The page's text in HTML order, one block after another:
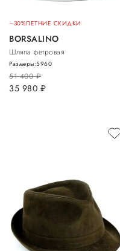
–30%ЛЕТНИЕ СКИДКИ
BORSALINO
Шляпа фетровая
51 400руб.
35 980 руб.
Размеры:5960